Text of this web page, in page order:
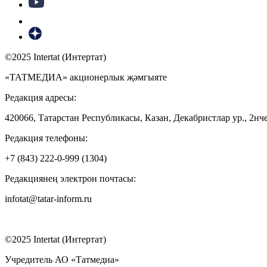
©2025 Intertat (Интертат)
«ТАТМЕДИА» акционерлык җәмгыяте
Редакция адресы:
420066, Татарстан Республикасы, Казан, Декабристлар ур.,
Редакция телефоны:
+7 (843) 222-0-999 (1304)
Редакциянең электрон почтасы:
infotat@tatar-inform.ru
©2025 Intertat (Интертат)
Учредитель АО «Татмедиа»